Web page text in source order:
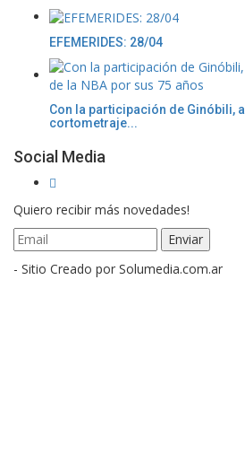
EFEMERIDES: 28/04
Con la participación de Ginóbili,
cortometraje...
Social Media
Quiero recibir más novedades!
- Sitio Creado por Solumedia.com.ar